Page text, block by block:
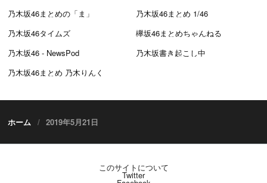
乃木坂46まとめの「ま」
乃木坂46まとめ 1/46
乃木坂46タイムズ
欅坂46まとめちゃんねる
乃木坂46 - NewsPod
乃木坂書き起こし中
乃木坂46まとめ 乃木りんく
ホーム 2019年5月21日
このサイトについて
Twitter